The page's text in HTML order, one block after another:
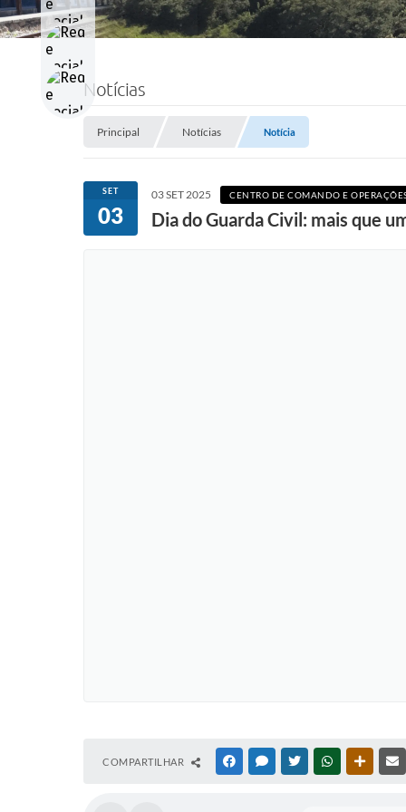
Notícias
Principal Notícias Notícia
SET
03
03 SET 2025 CENTRO DE COMANDO E
Dia do Guarda Civil: mais que
COMPARTILHAR FACEBOOKMESSENGER
TWITTERWHATSAPP